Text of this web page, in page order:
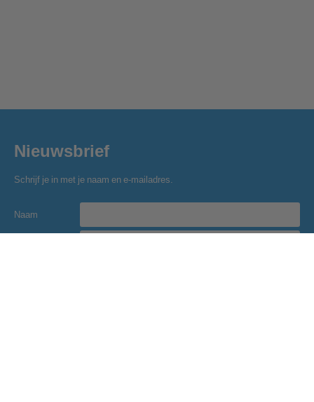
Nieuwsbrief
Schrijf je in met je naam en e-mailadres.
Naam